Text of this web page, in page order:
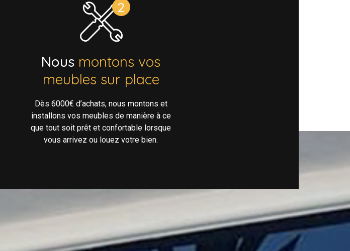
Nous montons vos
meubles sur place
Dès 6000€ d’achats, nous montons et
installons vos meubles de manière à ce
que tout soit prêt et confortable lorsque
vous arrivez ou louez votre bien.